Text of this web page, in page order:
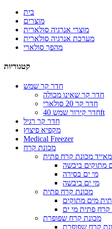
בית
מוצרים
מוצרי אנרגיה סולארית
מערכת אנרגיה סולארית
מהפך סולארי
קטגוריות
חדר קר שמש
חדר קר שאינו מכולה
חדר קר 20 סולארי
חדר קירור שמש 40ft
חדר קר רגיל
מקפיא פיצוץ
Medical Freezer
מכונת קרח
מאייד מכונת קרח פתית
מתוקים ביבשה
מי ים בסירה
מי ים ביבשה
מכונת קרח פתית
מים מתוקים
קרח פתית מי ים
מכונת קרח שפופרת
קרח שפופרת